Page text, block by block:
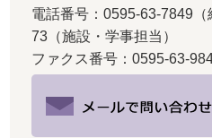
電話番号：0595-63-7849
73（施設・学事担当）
ファクス番号：0595-63-